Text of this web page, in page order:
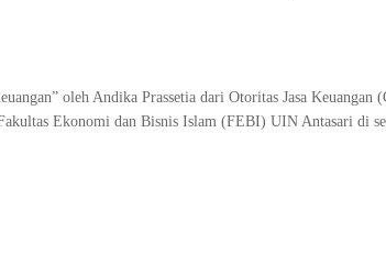
oleh Andika Prassetia dari Otoritas Jasa Keuangan
Ekonomi dan Bisnis Islam (FEBI) UIN Antasari di